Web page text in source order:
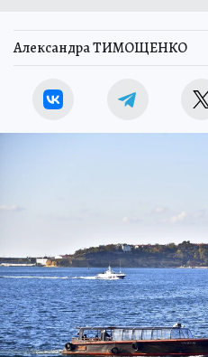
Александра ТИМОЩЕНКО